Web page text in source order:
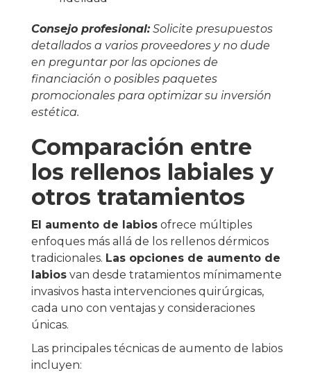
Consejo profesional: Solicite presupuestos
detallados a varios proveedores y no dude
en preguntar por las opciones de
financiación o posibles paquetes
promocionales para optimizar su inversión
estética.
Comparación entre
los rellenos labiales y
otros tratamientos
El aumento de labios ofrece múltiples
enfoques más allá de los rellenos dérmicos
tradicionales. Las opciones de aumento de
labios van desde tratamientos mínimamente
invasivos hasta intervenciones quirúrgicas,
cada uno con ventajas y consideraciones
únicas.
Las principales técnicas de aumento de labios
incluyen: